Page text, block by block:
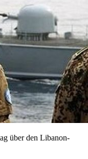
über den Libanon-